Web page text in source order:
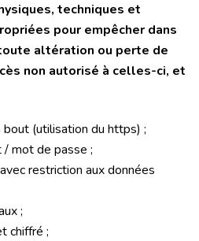
techniques et
pour empêcher dans
altération ou perte de
non autorisé à celles-ci, et
(utilisation du https) ;
mot de passe ;
restriction aux données
;
chiffré ;